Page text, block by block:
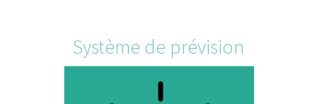
Système de prévision